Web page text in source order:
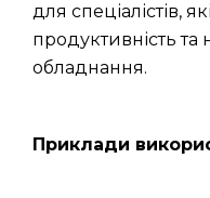
для спеціалістів,
продуктивність та
обладнання.
Приклади